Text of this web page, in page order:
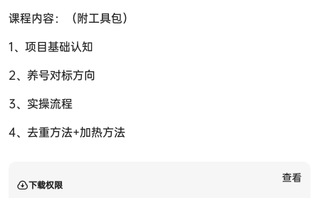
课程内容：（附工具包）
1、项目基础认知
2、养号对标方向
3、实操流程
4、去重方法+加热方法
下载权限
查看